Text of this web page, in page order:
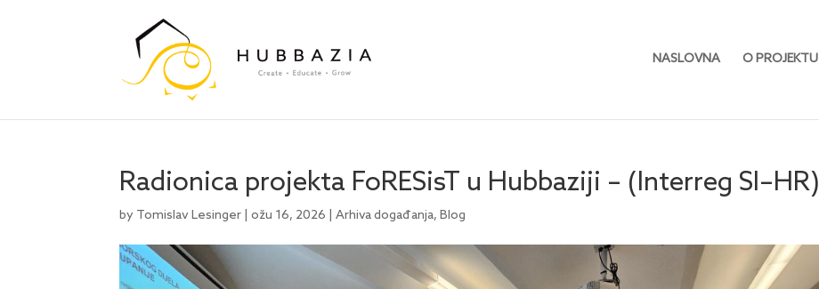
NASLOVNA O PROJEKTU
Radionica projekta FoRESisT u Hubbaziji – (Interreg SI–HR)
by Tomislav Lesinger |ožu 16, 2026 |Arhiva događanja,Blog